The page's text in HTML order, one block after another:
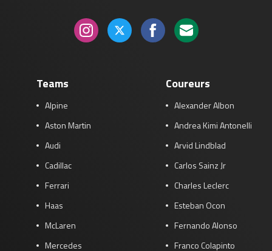
Teams
Alpine
Aston Martin
Audi
Cadillac
Ferrari
Haas
McLaren
Mercedes
Coureurs
Alexander Albon
Andrea Kimi Antonelli
Arvid Lindblad
Carlos Sainz Jr
Charles Leclerc
Esteban Ocon
Fernando Alonso
Franco Colapinto